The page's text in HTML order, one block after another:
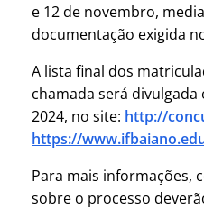
e 12 de novembro,
documentação exigida
A lista final dos
chamada será
2024, no site: http://
https://
Para mais informações,
sobre o processo